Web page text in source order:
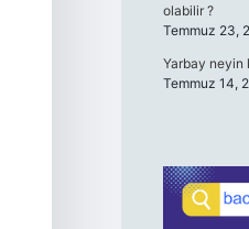
olabilir ?
Temmuz 23,
Yarbay neyin
Temmuz 14,